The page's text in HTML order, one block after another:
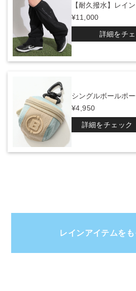
【耐久撥水】レイ
¥11,000
詳細をチ
シングルボールポ
¥4,950
詳細をチェック
レインアイテムを